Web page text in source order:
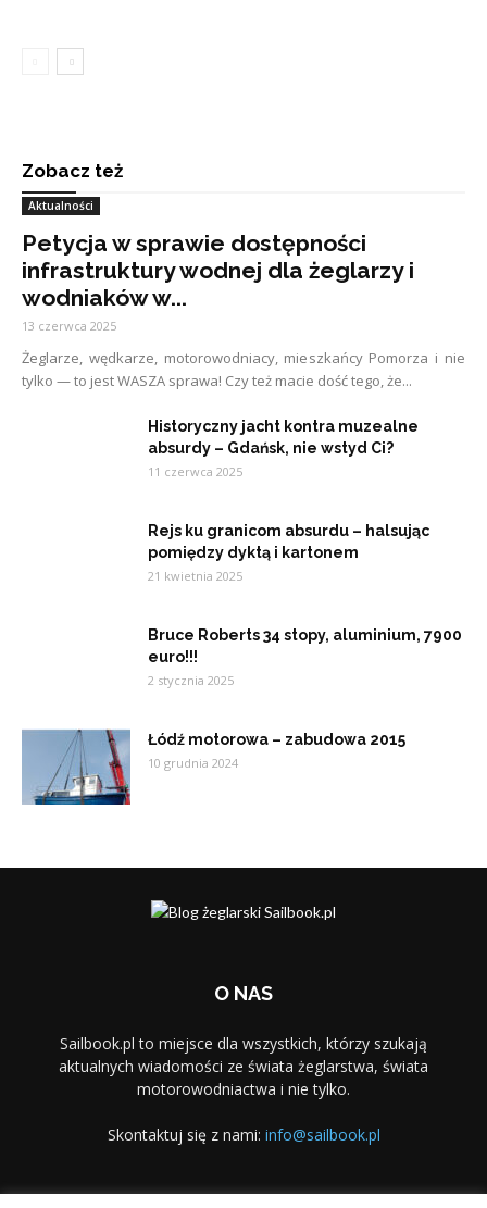
Zobacz też
Aktualności
Petycja w sprawie dostępności
infrastruktury wodnej dla żeglarzy i
wodniaków w...
13 czerwca 2025
Żeglarze, wędkarze, motorowodniacy, mieszkańcy Pomorza i nie
tylko — to jest WASZA sprawa! Czy też macie dość tego, że...
Historyczny jacht kontra muzealne
absurdy – Gdańsk, nie wstyd Ci?
11 czerwca 2025
Rejs ku granicom absurdu – halsując
pomiędzy dyktą i kartonem
21 kwietnia 2025
Bruce Roberts 34 stopy, aluminium, 7900
euro!!!
2 stycznia 2025
Łódź motorowa – zabudowa 2015
10 grudnia 2024
O NAS
Sailbook.pl to miejsce dla wszystkich, którzy szukają
aktualnych wiadomości ze świata żeglarstwa, świata
motorowodniactwa i nie tylko.
Skontaktuj się z nami: info@sailbook.pl